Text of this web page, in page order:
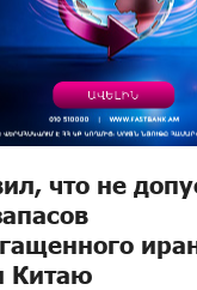
что не
Китаю